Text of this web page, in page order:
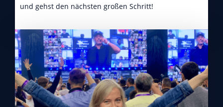
und gehst den nächsten großen Schritt!